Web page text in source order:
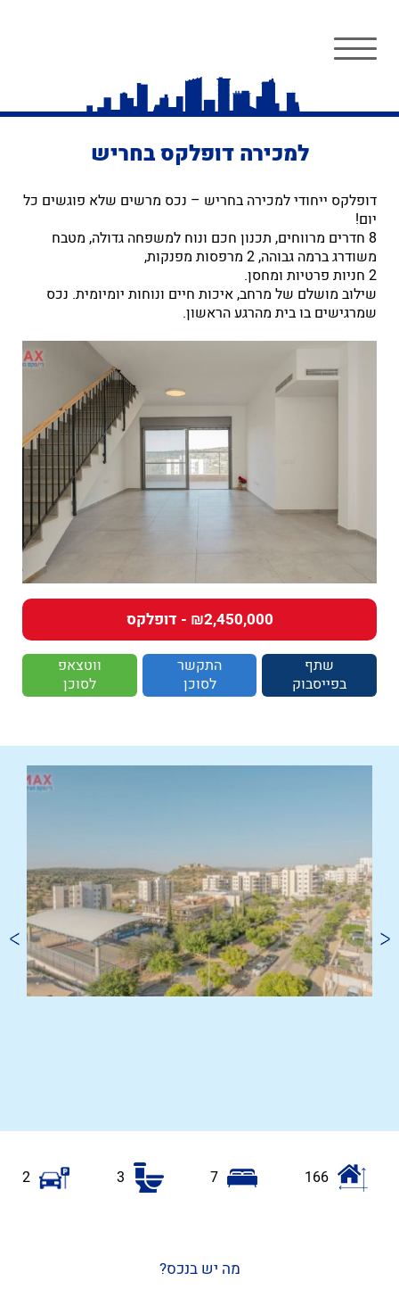
למכירה דופלקס בחריש
דופלקס ייחודי למכירה בחריש – נכס מרשים שלא פוגשים כל
יום!
8 חדרים מרווחים, תכנון חכם ונוח למשפחה גדולה, מטבח
משודרג ברמה גבוהה, 2 מרפסות מפנקות,
2 חניות פרטיות ומחסן.
שילוב מושלם של מרחב, איכות חיים ונוחות יומיומית. נכס
שמרגישים בו בית מהרגע הראשון.
₪2,450,000 - דופלקס
שתף
בפייסבוק
התקשר
לסוכן
ווטצאפ
לסוכן
166
7
3
2
מה יש בנכס?